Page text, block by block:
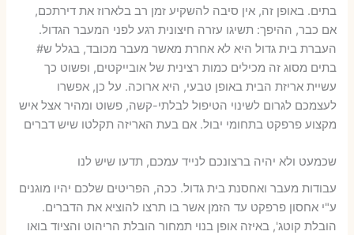
בתים. באופן זה, אין סיבה להשקיע זמן רב בלארוז את דירתכם,
אם כבר, ההיפך: תשיגו עזרה חיצונית רגע לפני המעבר הגדול.
העברת בית גדול היא לא אחרת מאשר מעבר מכובד, בגלל ש#
בתים מסוג זה מכילים כמות רצינית של אובייקטים, ופשוט כך
עשיית אריזת הבית באופן טבעי, היא ארוכה. על כן, אפשרו
לעצמכם לגרום לשינוי הטיפול לבלתי-קשה, פשוט ומהיר אצל איש
מקצוע פרפקט בתחומי יבול. אם בעת האריזה תקלטו שיש דברים
שכמעט ולא יהיה ברצונכם לנייד עמכם, תדעו שיש לנו
עבודות מעבר ואחסנת בית גדול. ככה, הפריטים שלכם יהיו מוגנים
ע"י אחסון פרפקט עד הזמן אשר בו תרצו להוציא את הדברים.
הובלת קוטג', באיזה אופן בנוי תמחור הובלת הריהוט והציוד בואו